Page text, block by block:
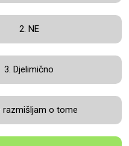
2. NE
3. Djelimično
razmišljam o tome